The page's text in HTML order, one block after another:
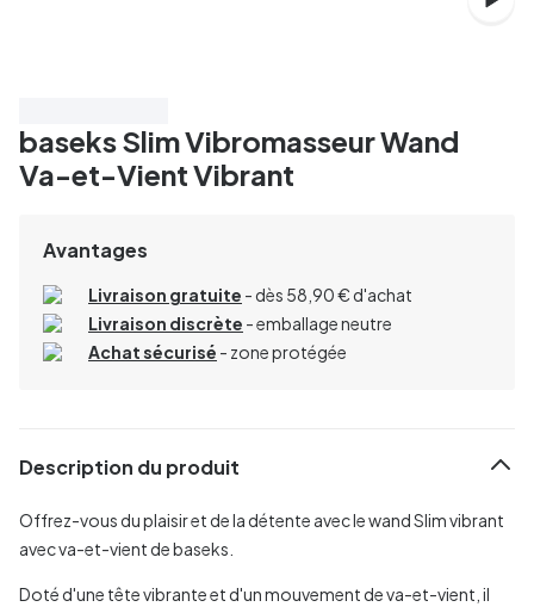
baseks Slim Vibromasseur Wand
Va-et-Vient Vibrant
Avantages
Livraison gratuite - dès 58,90 € d'achat
Livraison discrète - emballage neutre
Achat sécurisé - zone protégée
Description du produit
Offrez-vous du plaisir et de la détente avec le wand Slim vibrant
avec va-et-vient de baseks.
Doté d'une tête vibrante et d'un mouvement de va-et-vient, il